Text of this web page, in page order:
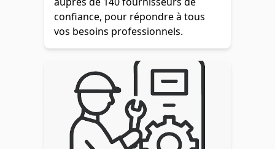
confiance, pour répondre à tous
vos besoins professionnels.